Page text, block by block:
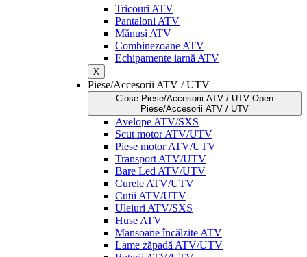
Tricouri ATV
Pantaloni ATV
Mănuși ATV
Combinezoane ATV
Echipamente iarnă ATV
X
Piese/Accesorii ATV / UTV
Close Piese/Accesorii ATV / UTV Open
Piese/Accesorii ATV / UTV
Avelope ATV/SXS
Scut motor ATV/UTV
Piese motor ATV/UTV
Transport ATV/UTV
Bare Led ATV/UTV
Curele ATV/UTV
Cutii ATV/UTV
Uleiuri ATV/SXS
Huse ATV
Mansoane încălzite ATV
Lame zăpadă ATV/UTV